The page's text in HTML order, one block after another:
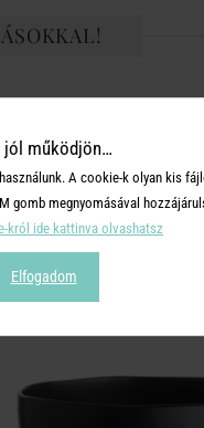
jól működjön…
A cookie-k olyan kis
megnyomásával
król ide kattinva olvashatsz
Elfogadom